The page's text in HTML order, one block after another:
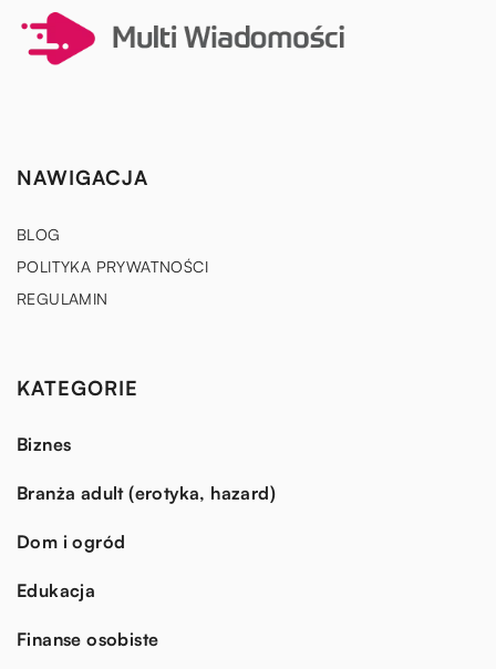
NAWIGACJA
BLOG
POLITYKA PRYWATNOŚCI
REGULAMIN
KATEGORIE
Biznes
Branża adult (erotyka, hazard)
Dom i ogród
Edukacja
Finanse osobiste